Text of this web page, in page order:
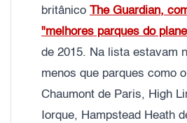
britânico The Guardian,
"melhores parques do
de 2015. Na lista estavam
menos que parques como
Chaumont de Paris, High
Iorque, Hampstead Heath